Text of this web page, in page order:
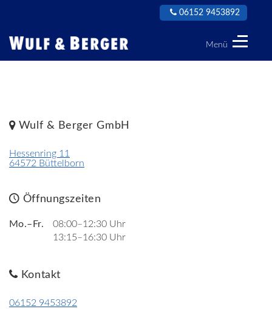
06152 9453892
Menü
Wulf & Berger GmbH
Hessenring 11
64572 Büttelborn
Öffnungszeiten
Mo.–Fr.
08:00–12:30 Uhr
13:15–16:30 Uhr
Kontakt
06152 9453892